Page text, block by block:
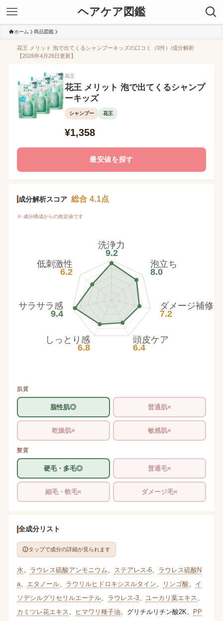
ヘアケア図鑑
ホーム 商品図鑑
花王 メリット 泡で出てくるシャンプーキッズの口コミ（0件）/成分解析
【2026年4月26日更新】
花王
花王 メリット 泡で出てくるシャンプ
ーキッズ
シャンプー 花王
¥1,358
最安値を探す
成分解析スコア 総合 4.1点
※ 成分構成からの推定値です
洗浄力
9.2
泡立ち
8.0
ダメージ補修
7.2
頭皮ケア
6.4
しっとり感
6.8
サラサラ感
9.4
低刺激性
6.2
肌質
脂性肌◎ 普通肌×
乾燥肌× 敏感肌×
髪質
硬毛・多毛◎ 普通毛×
細毛・軟毛× ダメージ毛×
全成分リスト
タップで成分の詳細が見られます
水 ラウレス硫酸アンモニウム ステアレス-6、 ラウレス硫酸N
a、 エタノール、 ラウリルヒドロキシスルタイン リンゴ酸
イ
ソデシルグリセリルエーテル、 ラウレス-3、 ユーカリ葉エキス
カミツレ花エキス
ヒマワリ種子油 グリチルリチン酸2K
PP